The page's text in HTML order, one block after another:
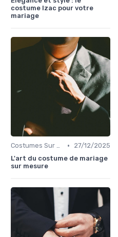
costume Izac pour votre
mariage
Costumes Sur Mesure •
27/12/2025
L'art du costume de mariage
sur mesure